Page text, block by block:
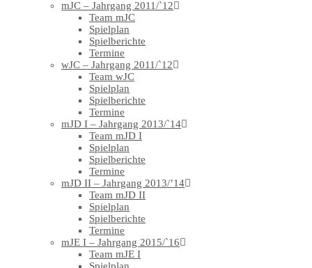
mJC – Jahrgang 2011/`12
Team mJC
Spielplan
Spielberichte
Termine
wJC – Jahrgang 2011/`12
Team wJC
Spielplan
Spielberichte
Termine
mJD I – Jahrgang 2013/`14
Team mJD I
Spielplan
Spielberichte
Termine
mJD II – Jahrgang 2013/’14
Team mJD II
Spielplan
Spielberichte
Termine
mJE I – Jahrgang 2015/`16
Team mJE I